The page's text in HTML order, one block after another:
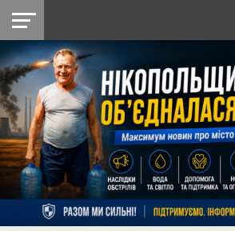
НІКОПОЛЬ
РАЙОН
СІЧЕСЛАВСЬКА
УКРАЇНА
РЕТРО
НІКОПОЛЬ
ЛАЙТ
УКРАЇНА
ДОПОМОГА
РАДІО